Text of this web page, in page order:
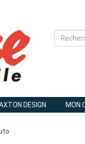
DESIGN MON